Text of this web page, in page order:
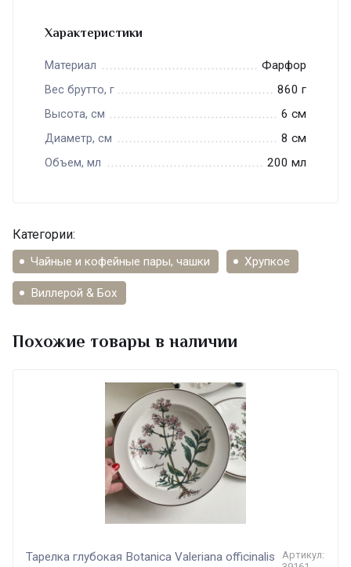
Характеристики
Материал Фарфор
Вес брутто, г 860 г
Высота, см 6 см
Диаметр, см 8 см
Объем, мл 200 мл
Категории:
Чайные и кофейные пары, чашки Хрупкое
Виллерой & Бох
Похожие товары в наличии
Тарелка глубокая Botanica Valeriana officinalis
Артикул: